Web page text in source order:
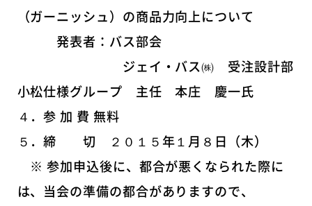
（ガーニッシュ）の商品力向上について
発表者：バス部会
ジェイ・バス㈱ 受注設計部
小松仕様グループ 主任 本庄 慶一氏
４．参 加 費 無料
５．締 切 ２０１５年１月８日（木）
※ 参加申込後に、都合が悪くなられた際に
は、当会の準備の都合がありますので、